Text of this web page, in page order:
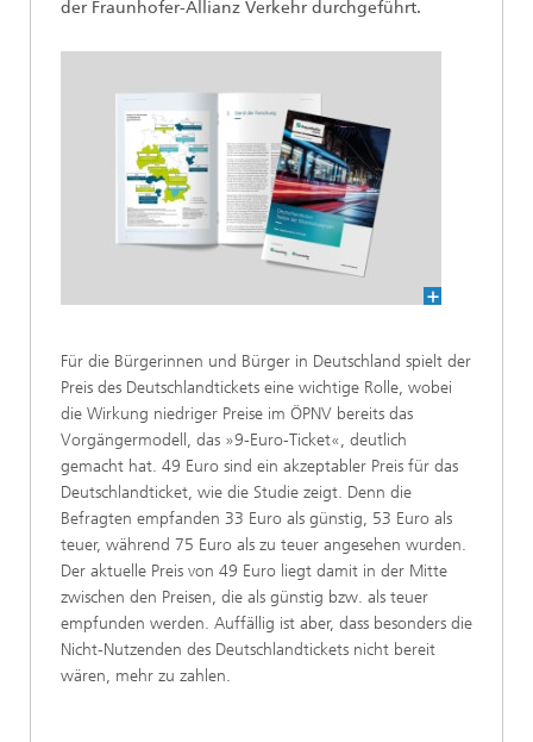
der Fraunhofer-Allianz Verkehr durchgeführt.
Für die Bürgerinnen und Bürger in Deutschland spielt der
Preis des Deutschlandtickets eine wichtige Rolle, wobei
die Wirkung niedriger Preise im ÖPNV bereits das
Vorgängermodell, das »9-Euro-Ticket«, deutlich
gemacht hat. 49 Euro sind ein akzeptabler Preis für das
Deutschlandticket, wie die Studie zeigt. Denn die
Befragten empfanden 33 Euro als günstig, 53 Euro als
teuer, während 75 Euro als zu teuer angesehen wurden.
Der aktuelle Preis von 49 Euro liegt damit in der Mitte
zwischen den Preisen, die als günstig bzw. als teuer
empfunden werden. Auffällig ist aber, dass besonders die
Nicht-Nutzenden des Deutschlandtickets nicht bereit
wären, mehr zu zahlen.